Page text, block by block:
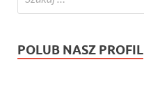
POLUB NASZ PROFIL